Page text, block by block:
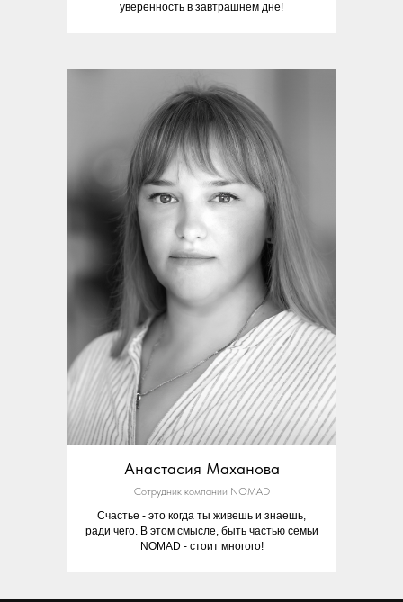
уверенность в завтрашнем дне!
Анастасия Маханова
Сотрудник компании NOMAD
Счастье - это когда ты живешь и знаешь,
ради чего. В этом смысле, быть частью семьи
NOMAD - стоит многого!